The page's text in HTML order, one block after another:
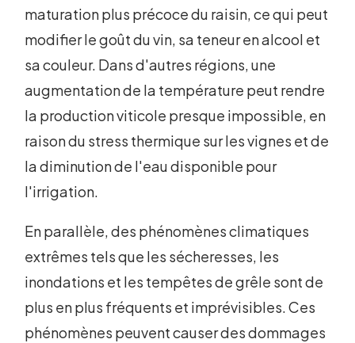
maturation plus précoce du raisin, ce qui peut
modifier le goût du vin, sa teneur en alcool et
sa couleur. Dans d'autres régions, une
augmentation de la température peut rendre
la production viticole presque impossible, en
raison du stress thermique sur les vignes et de
la diminution de l'eau disponible pour
l'irrigation.
En parallèle, des phénomènes climatiques
extrêmes tels que les sécheresses, les
inondations et les tempêtes de grêle sont de
plus en plus fréquents et imprévisibles. Ces
phénomènes peuvent causer des dommages